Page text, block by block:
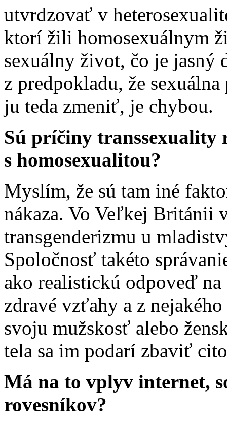
utvrdzovať v
ktorí žili homosexuálnym
sexuálny život, čo je jasný
z predpokladu, že
ju teda zmeniť, je chybou.
Sú príčiny transsexuality
s homosexualitou?
Myslím, že sú tam iné
nákaza. Vo Veľkej Británii
transgenderizmu u
Spoločnosť takéto
ako realistickú odpoveď
zdravé vzťahy a z
svoju mužskosť alebo
tela sa im podarí zbaviť
Má na to vplyv internet,
rovesníkov?